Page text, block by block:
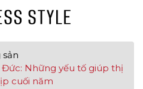
Đức: Những yếu tố giúp thị
cuối năm